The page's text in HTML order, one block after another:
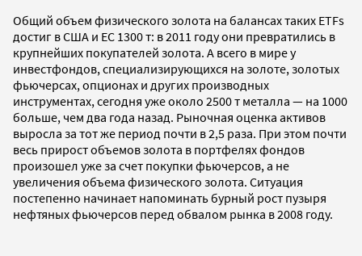
Общий объем физического золота на балансах таких ETFs
достиг в США и ЕС 1300 т: в 2011 году они превратились в
крупнейших покупателей золота. А всего в мире у
инвестфондов, специализирующихся на золоте, золотых
фьючерсах, опционах и других производных
инструментах, сегодня уже около 2500 т металла — на 1000
больше, чем два года назад. Рыночная оценка активов
выросла за тот же период почти в 2,5 раза. При этом почти
весь прирост объемов золота в портфелях фондов
произошел уже за счет покупки фьючерсов, а не
увеличения объема физического золота. Ситуация
постепенно начинает напоминать бурный рост пузыря
нефтяных фьючерсов перед обвалом рынка в 2008 году.